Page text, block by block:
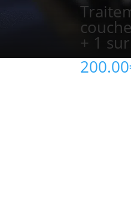
+ 1
200.00